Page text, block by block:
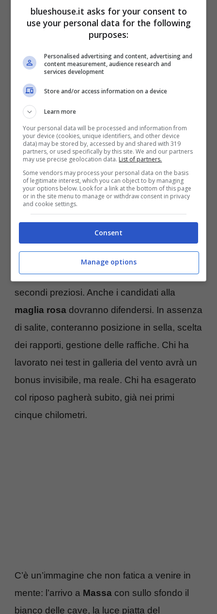
Filippo Ganna. Due volte campione del
mondo a cronometro su strada, recordman
dell’Ora in pista e multiplo vincitore di ITT al
Giro. Il suo profilo combacia con l’itinerario.
Rettifili lunghi, fondi scorrevoli, aerodinamica
curata al millimetro. Ganna vive per queste
giornate in cui il casco schiaccia i pensieri e
resta soltanto il rumore sordo della catena.
Nelle crono piatte ha dimostrato regolarità
feroce: partenza controllata, progressione
senza sbavature, ultimo terzo a tutta. È il suo
modo di incidere sul metallo.
Attorno, gli avversari non stanno a guardare.
I passisti europei che negli ultimi anni hanno
ridotto i margini saranno lì, a caccia di
secondi preziosi. Anche i candidati alla
maglia rosa dovranno difendersi. In assenza
di salite, conteranno posizione in sella, scelta
dei rapporti, gestione delle raffiche. Chi ha
lavorato nei test in galleria del vento avrà un
bonus invisibile, ma reale. Chi ha esagerato
col riposo pagherà subito, già nei primi
cinque chilometri.
C’è un’immagine che non fatica a venire in
mente: l’arrivo a Massa con sullo sfondo il
bianco delle cave, la luce piatta del
blueshouse.it asks for your consent to
use your personal data for the following
purposes:
Personalised advertising and content, advertising and
content measurement, audience research and
services development
Store and/or access information on a device
Learn more
Your personal data will be processed and information from
your device (cookies, unique identifiers, and other device
data) may be stored by, accessed by and shared with 319
partners, or used specifically by this site. We and our partners
may use precise geolocation data. List of partners.
Some vendors may process your personal data on the basis
of legitimate interest, which you can object to by managing
your options below. Look for a link at the bottom of this page
or in the site menu to manage or withdraw consent in privacy
and cookie settings.
Consent
Manage options